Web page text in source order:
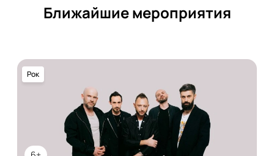
Ближайшие мероприятия
Рок